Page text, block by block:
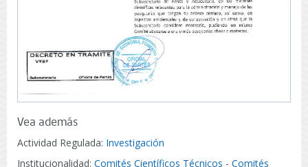
Vea además
Actividad Regulada: Investigación
Institucionalidad: Comités Científicos Técnicos - Comités